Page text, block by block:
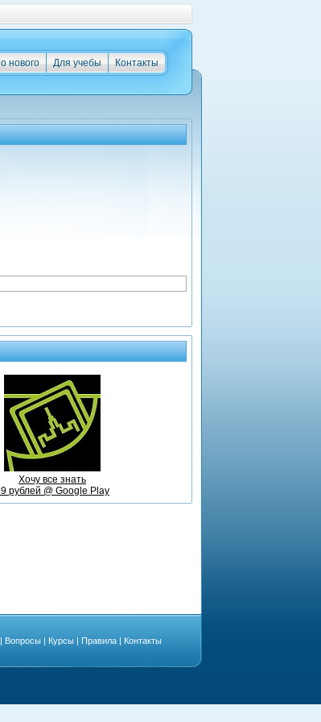
Контакты
Для учебы
нового
Хочу все знать
рублей @ Google Play
| Вопросы | Курсы | Правила | Контакты